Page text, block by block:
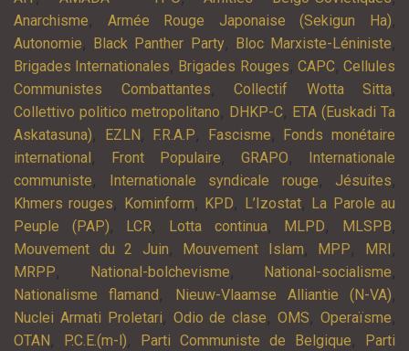
Anarchisme, Armée Rouge Japonaise (Sekigun Ha),
Autonomie, Black Panther Party, Bloc Marxiste-Léniniste,
Brigades Internationales, Brigades Rouges, CAPC,Cellules
Communistes Combattantes, Collectif Wotta Sitta,
Collettivo politico metropolitano, DHKP-C, ETA (Euskadi Ta
Askatasuna), EZLN , F.R.A.P, Fascisme,
Fonds monétaire
international , Front Populaire, GRAPO,
Internationale
communiste, Internationale syndicale rouge, Jésuites,
Khmers rouges, Kominform, KPD, L’Izostat, La Parole au
Peuple (PAP), LCR, Lotta continua, MLPD, MLSPB,
Mouvement du 2 Juin, Mouvement Islam, MPP, MRI ,
MRPP, National-bolchevisme, National-socialisme,
Nationalisme flamand , Nieuw-Vlaamse Alliantie (N-VA),
Nuclei Armati Proletari, Odio de clase,OMS,Operaïsme,
OTAN , P.C.E.(m-l), Parti Communiste de Belgique,
Parti